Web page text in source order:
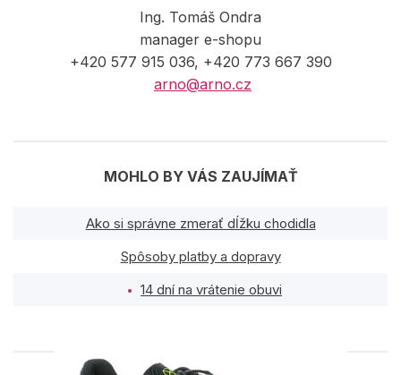
Ing. Tomáš Ondra
manager e-shopu
+420 577 915 036, +420 773 667 390
arno@arno.cz
MOHLO BY VÁS ZAUJÍMAŤ
Ako si správne zmerať dĺžku chodidla
Spôsoby platby a dopravy
14 dní na vrátenie obuvi